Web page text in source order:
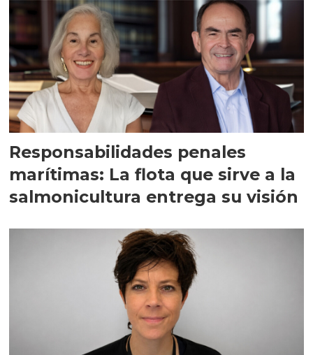
Responsabilidades penales
marítimas: La flota que sirve a la
salmonicultura entrega su visión